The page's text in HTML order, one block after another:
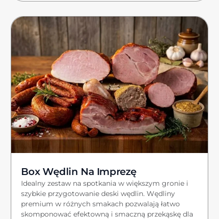
Box Wędlin Na Imprezę
Idealny zestaw na spotkania w większym gronie i
szybkie przygotowanie deski wędlin. Wędliny
premium w różnych smakach pozwalają łatwo
skomponować efektowną i smaczną przekąskę dla